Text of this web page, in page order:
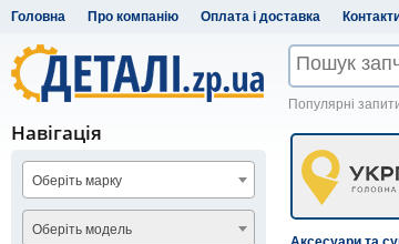
Головна Про компанію Оплата і доставка
Популярні
Навігація
Оберіть марку
Оберіть модель